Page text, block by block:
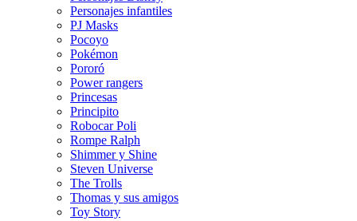
Personajes infantiles
PJ Masks
Pocoyo
Pokémon
Pororó
Power rangers
Princesas
Principito
Robocar Poli
Rompe Ralph
Shimmer y Shine
Steven Universe
The Trolls
Thomas y sus amigos
Toy Story